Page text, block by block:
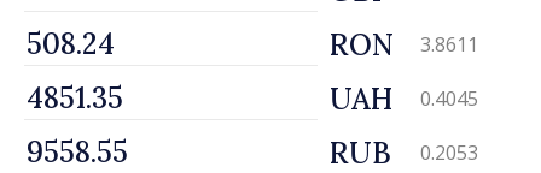
RON 3.8611
UAH 0.4045
RUB 0.2053